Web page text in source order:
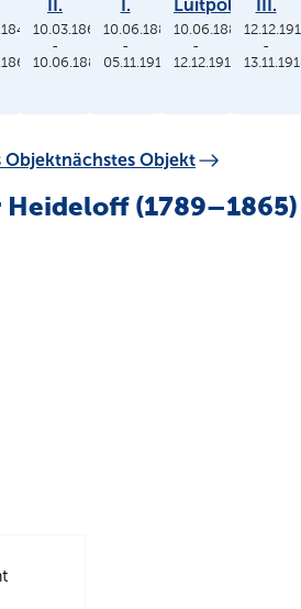
II.
10.03.1864
-
10.06.1886
I.
10.06.1886
-
05.11.1913
Luitpold
10.06.1886
-
12.12.1912
III.
-
Objektnächstes Objekt
Heideloff (1789–1865)